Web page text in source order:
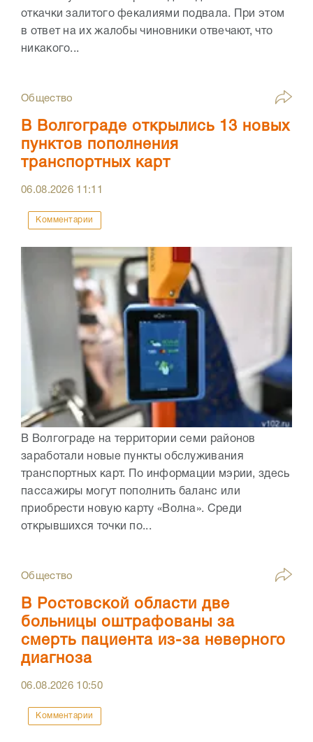
откачки залитого фекалиями подвала. При этом
в ответ на их жалобы чиновники отвечают, что
никакого...
Общество
В Волгограде открылись 13 новых
пунктов пополнения
транспортных карт
06.08.2026 11:11
Комментарии
В Волгограде на территории семи районов
заработали новые пункты обслуживания
транспортных карт. По информации мэрии, здесь
пассажиры могут пополнить баланс или
приобрести новую карту «Волна». Среди
открывшихся точки по...
Общество
В Ростовской области две
больницы оштрафованы за
смерть пациента из-за неверного
диагноза
06.08.2026 10:50
Комментарии